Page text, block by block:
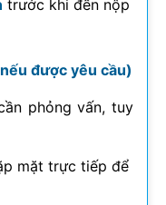
trước khi đến nộp
được yêu cầu)
phỏng vấn, tuy
mặt trực tiếp để